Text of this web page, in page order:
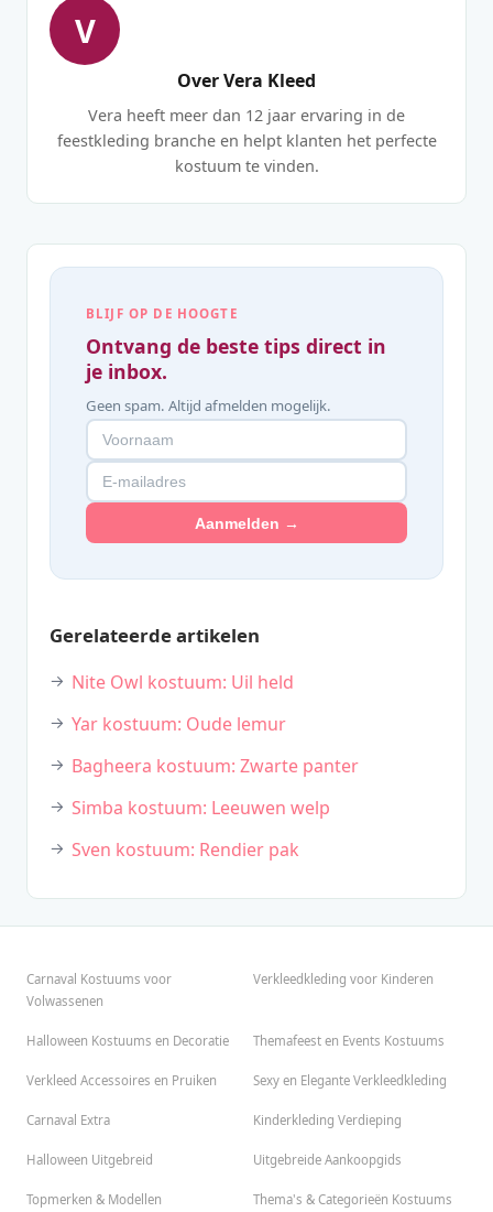
V
Over Vera Kleed
Vera heeft meer dan 12 jaar ervaring in de
feestkleding branche en helpt klanten het perfecte
kostuum te vinden.
BLIJF OP DE HOOGTE
Ontvang de beste tips direct in
je inbox.
Geen spam. Altijd afmelden mogelijk.
Aanmelden →
Gerelateerde artikelen
Nite Owl kostuum: Uil held
Yar kostuum: Oude lemur
Bagheera kostuum: Zwarte panter
Simba kostuum: Leeuwen welp
Sven kostuum: Rendier pak
Carnaval Kostuums voor
Volwassenen
Verkleedkleding voor Kinderen
Halloween Kostuums en Decoratie Themafeest en Events Kostuums
Verkleed Accessoires en Pruiken Sexy en Elegante Verkleedkleding
Carnaval Extra Kinderkleding Verdieping
Halloween Uitgebreid Uitgebreide Aankoopgids
Topmerken & Modellen Thema's & Categorieën Kostuums